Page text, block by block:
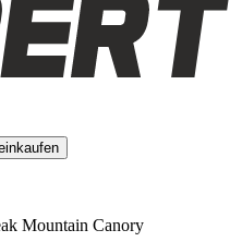
Mountain Canory